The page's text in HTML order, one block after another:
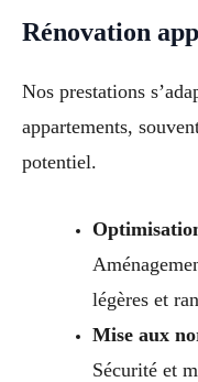
Rénovation
Nos prestations
appartements,
potentiel.
légères et
Mise aux
Sécurité et